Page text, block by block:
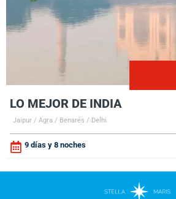
LO MEJOR DE INDIA
Jaipur / Agra / Benarés / Delhi
9 días y 8 noches